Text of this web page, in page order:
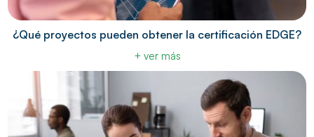
¿Qué proyectos pueden obtener la certificación EDGE?
+ ver más